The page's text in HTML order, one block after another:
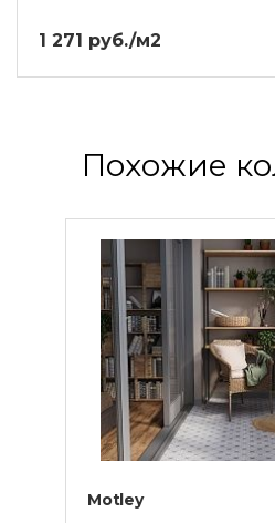
1 271 руб./м2
Похожие
Motley